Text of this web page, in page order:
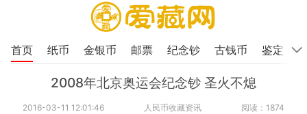
首页 纸币 金银币 邮票 纪念钞 古钱币 鉴定
2008年北京奥运会纪念钞 圣火不熄
2016-03-11 12:01:46 人民币收藏资讯 阅读：1874